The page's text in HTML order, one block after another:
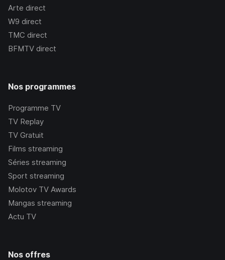
Arte direct
W9 direct
TMC direct
BFMTV direct
Nos programmes
Programme TV
TV Replay
TV Gratuit
Films streaming
Séries streaming
Sport streaming
Molotov TV Awards
Mangas streaming
Actu TV
Nos offres